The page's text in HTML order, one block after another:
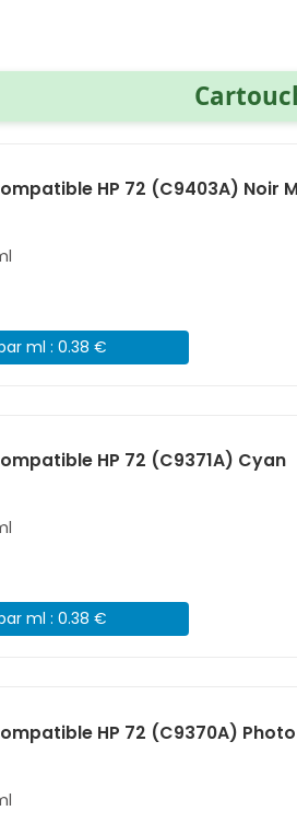
HP 72 (C9403A) Noir
ml : 0.38 €
HP 72 (C9371A) Cyan
ml : 0.38 €
HP 72 (C9370A)